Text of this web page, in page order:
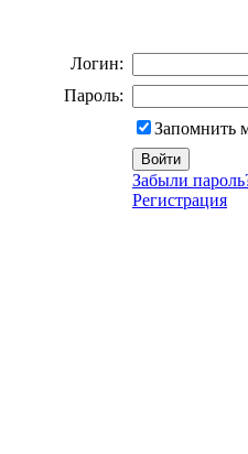
Логин:
Пароль:
Запомнить
Забыли
Регистрация